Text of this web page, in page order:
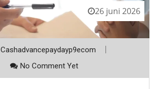
26 juni 2026
Cashadvancepaydayp9ecom
No Comment Yet